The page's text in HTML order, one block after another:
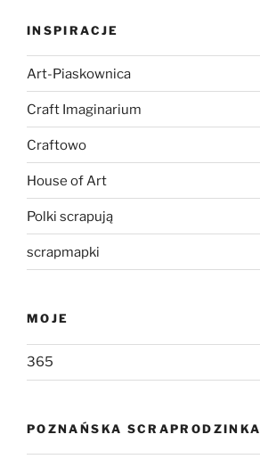
INSPIRACJE
Art-Piaskownica
Craft Imaginarium
Craftowo
House of Art
Polki scrapują
scrapmapki
MOJE
365
POZNAŃSKA SCRAPRODZINKA